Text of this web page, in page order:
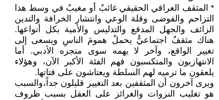
* المثقف العراقي الحقيقي غائبٌ أو مغيبٌ في وسط هذا
التزاحم والفوضى وقلة الوعي وانتشار الخرافة والتدين
الزائف والجهل المدقع والتدليس والأمية بكل أنواعها.
هناك مثقفٌ اجتماعيٌّ يحملُ همومَ الناسِ ويسعى إلى
تغيير الواقع، وآخر لا يهمه سوى منجزه الأدبي. أما
الانتهازيون والمتكسبون فهم الفئة الأكبر الآن، وهؤلاء
يلعقون ما ترميه لهم السلطة ويعتاشون على فتاتها.
ويرى آخرون أن المثقفين بعد التغيير قليلون جداً،والسبب
هو تغليب النزوات والغرائز على العقل بسبب ظروف